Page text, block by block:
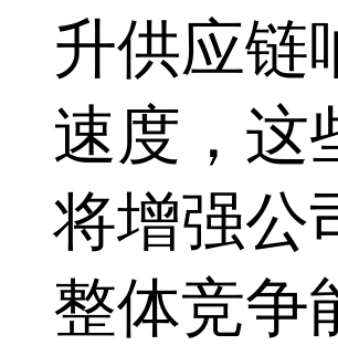
升供应链
速度，这
将增强公
整体竞争